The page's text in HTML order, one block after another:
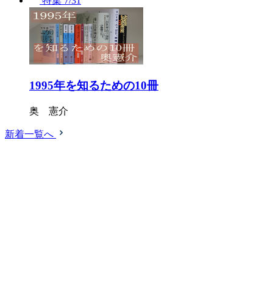
1995年を知るための10冊
奥 憲介
新着一覧へ